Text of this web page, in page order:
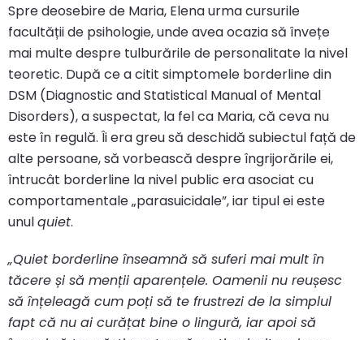
Spre deosebire de Maria, Elena urma cursurile
facultății de psihologie, unde avea ocazia să învețe
mai multe despre tulburările de personalitate la nivel
teoretic. După ce a citit simptomele borderline din
DSM (Diagnostic and Statistical Manual of Mental
Disorders), a suspectat, la fel ca Maria, că ceva nu
este în regulă. Îi era greu să deschidă subiectul față de
alte persoane, să vorbească despre îngrijorările ei,
întrucât borderline la nivel public era asociat cu
comportamentale „parasuicidale”, iar tipul ei este
unulquiet.
„Quiet borderline înseamnă să suferi mai mult în
tăcere și să menții aparențele. Oamenii nu reușesc
să înțeleagă cum poți să te frustrezi de la simplul
fapt că nu ai curățat bine o lingură, iar apoi să